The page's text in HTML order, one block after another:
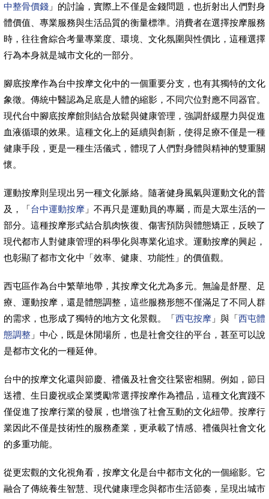
中整骨價錢 」的討論，實際上不僅是金錢問題，也折射出人們對身
體價值、專業服務與生活品質的衡量標準。消費者在選擇按摩服務
時，往往會綜合考量專業度、環境、文化氛圍與性價比，這種選擇
行為本身就是城市文化的一部分。
腳底按摩作為台中按摩文化中的一個重要分支，也有其獨特的文化
象徵。傳統中醫認為足底是人體的縮影，不同穴位對應不同器官。
現代台中腳底按摩館則結合放鬆與健康管理，強調舒緩壓力與促進
血液循環的效果。這種文化上的延續與創新，使得足療不僅是一種
健康手段，更是一種生活儀式，體現了人們對身體與精神的雙重關
懷。
運動按摩則呈現出另一種文化脈絡。隨著健身風氣與運動文化的普
及，「台中運動按摩 」不再只是運動員的專屬，而是大眾生活的一
部分。這種按摩形式結合肌肉恢復、傷害預防與體態矯正，反映了
現代都市人對健康管理的科學化與專業化追求。運動按摩的興起，
也彰顯了都市文化中「效率、健康、功能性」的價值觀。
西屯區作為台中繁華地帶，其按摩文化尤為多元。無論是舒壓、足
療、運動按摩，還是體態調整，這些服務形態不僅滿足了不同人群
的需求，也形成了獨特的地方文化景觀。「西屯按摩」與「西屯體
態調整 」中心，既是休閒場所，也是社會交往的平台，甚至可以說
是都市文化的一種延伸。
台中的按摩文化還與節慶、禮儀及社會交往緊密相關。例如，節日
送禮、生日慶祝或企業獎勵常選擇按摩作為禮品，這種文化實踐不
僅促進了按摩行業的發展，也增強了社會互動的文化紐帶。按摩行
業因此不僅是技術性的服務產業，更承載了情感、禮儀與社會文化
的多重功能。
從更宏觀的文化視角看，按摩文化是台中都市文化的一個縮影。它
融合了傳統養生智慧、現代健康理念與都市生活節奏，呈現出城市